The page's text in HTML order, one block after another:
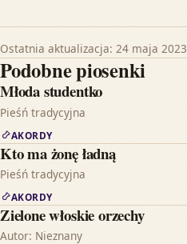
Ostatnia aktualizacja: 24 maja 2023
Podobne piosenki
Młoda studentko
Pieśń tradycyjna
AKORDY
Kto ma żonę ładną
Pieśń tradycyjna
AKORDY
Zielone włoskie orzechy
Autor: Nieznany